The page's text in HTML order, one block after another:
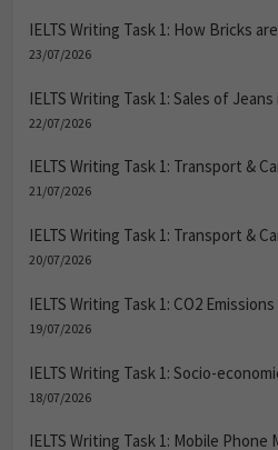
IELTS Writing Task 1: How Bricks
23/07/2026
IELTS Writing Task 1: Sales of
22/07/2026
IELTS Writing Task 1: Transport &
21/07/2026
IELTS Writing Task 1: Transport &
20/07/2026
IELTS Writing Task 1: CO2
19/07/2026
IELTS Writing Task 1: Socio-
18/07/2026
IELTS Writing Task 1: Mobile Phone